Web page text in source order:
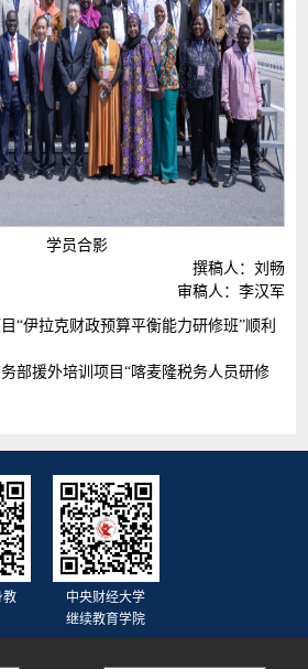
学员合影
撰稿人：刘畅
审稿人：李汉军
“伊拉克财政预算平衡能力研修班”顺利
部援外培训项目“喀麦隆税务人员研修
教
中央财经大学
继续教育学院